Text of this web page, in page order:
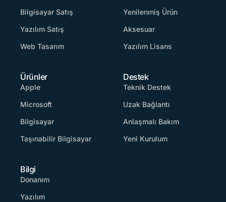
Bilgisayar Satış
Yazılım Satış
Web Tasarım
Yenilenmiş Ürün
Aksesuar
Yazılım Lisans
Ürünler
Apple
Microsoft
Bilgisayar
Taşınabilir Bilgisayar
Destek
Teknik Destek
Uzak Bağlantı
Anlaşmalı Bakım
Yeni Kurulum
Bilgi
Donanım
Yazılım